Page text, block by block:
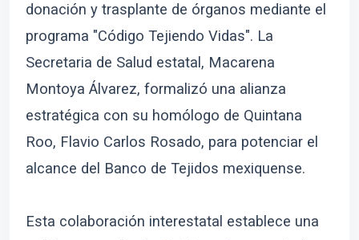
donación y trasplante de órganos mediante el
programa "Código Tejiendo Vidas". La
Secretaria de Salud estatal, Macarena
Montoya Álvarez, formalizó una alianza
estratégica con su homólogo de Quintana
Roo, Flavio Carlos Rosado, para potenciar el
alcance del Banco de Tejidos mexiquense.
Esta colaboración interestatal establece una